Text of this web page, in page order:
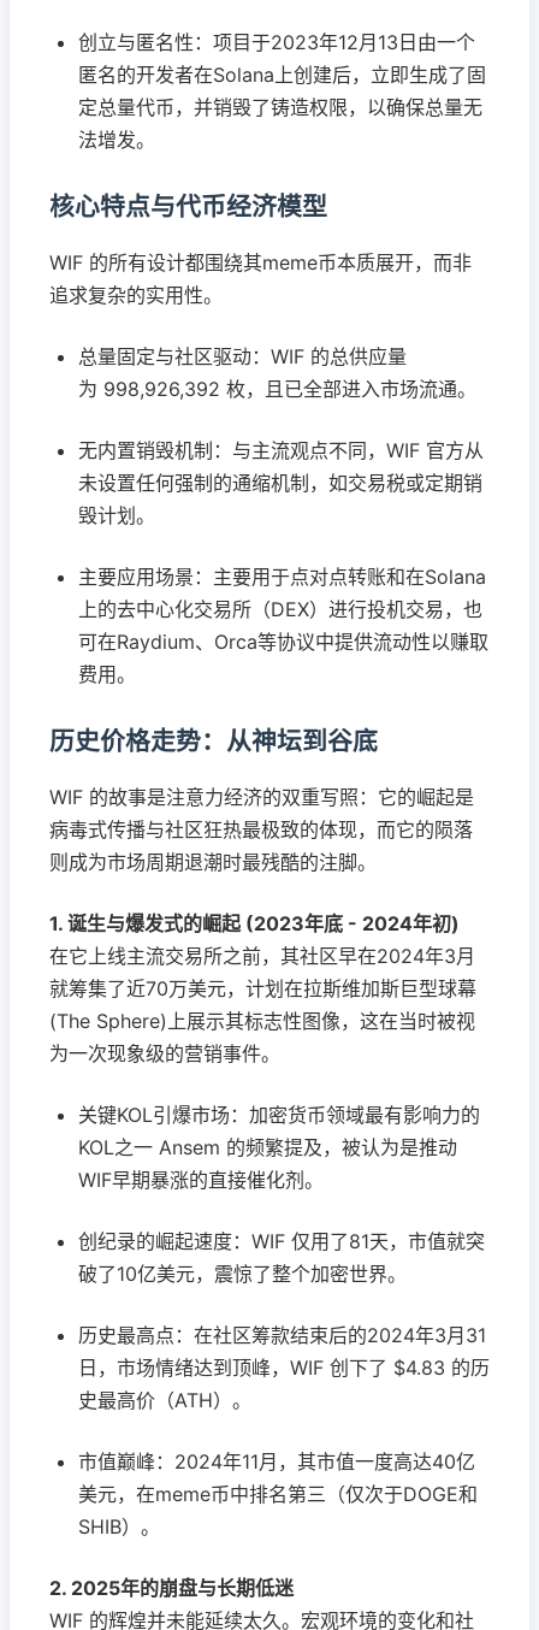
创立与匿名性：项目于2023年12月13日由一个
匿名的开发者在Solana上创建后，立即生成了固
定总量代币，并销毁了铸造权限，以确保总量无
法增发。
核心特点与代币经济模型
WIF 的所有设计都围绕其meme币本质展开，而非
追求复杂的实用性。
总量固定与社区驱动：WIF 的总供应量
为 998,926,392 枚，且已全部进入市场流通。
无内置销毁机制：与主流观点不同，WIF 官方从
未设置任何强制的通缩机制，如交易税或定期销
毁计划。
主要应用场景：主要用于点对点转账和在Solana
上的去中心化交易所（DEX）进行投机交易，也
可在Raydium、Orca等协议中提供流动性以赚取
费用。
历史价格走势：从神坛到谷底
WIF 的故事是注意力经济的双重写照：它的崛起是
病毒式传播与社区狂热最极致的体现，而它的陨落
则成为市场周期退潮时最残酷的注脚。
1. 诞生与爆发式的崛起 (2023年底 - 2024年初)
在它上线主流交易所之前，其社区早在2024年3月
就筹集了近70万美元，计划在拉斯维加斯巨型球幕
(The Sphere)上展示其标志性图像，这在当时被视
为一次现象级的营销事件。
关键KOL引爆市场：加密货币领域最有影响力的
KOL之一 Ansem 的频繁提及，被认为是推动
WIF早期暴涨的直接催化剂。
创纪录的崛起速度：WIF 仅用了81天，市值就突
破了10亿美元，震惊了整个加密世界。
历史最高点：在社区筹款结束后的2024年3月31
日，市场情绪达到顶峰，WIF 创下了 $4.83 的历
史最高价（ATH）。
市值巅峰：2024年11月，其市值一度高达40亿
美元，在meme币中排名第三（仅次于DOGE和
SHIB）。
2. 2025年的崩盘与长期低迷
WIF 的辉煌并未能延续太久。宏观环境的变化和社